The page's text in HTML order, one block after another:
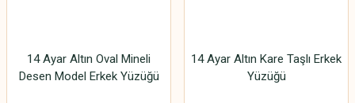
14 Ayar Altın Oval Mineli
Desen Model Erkek Yüzüğü
14 Ayar Altın Kare Taşlı Erkek
Yüzüğü